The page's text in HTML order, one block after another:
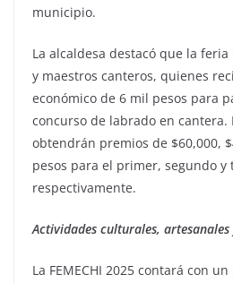
municipio.
La alcaldesa destacó que la
y maestros canteros, quienes
económico de 6 mil pesos para
concurso de labrado en cantera.
obtendrán premios de $60,000,
pesos para el primer, segundo y
respectivamente.
Actividades culturales,
La FEMECHI 2025 contará con